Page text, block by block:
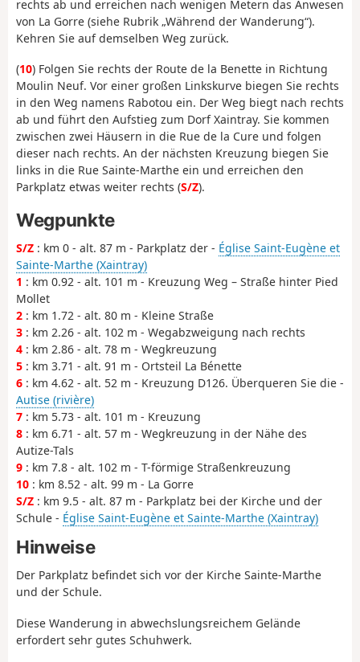
rechts ab und erreichen nach wenigen Metern das Anwesen
von La Gorre (siehe Rubrik „Während der Wanderung“).
Kehren Sie auf demselben Weg zurück.
(10) Folgen Sie rechts der Route de la Benette in Richtung
Moulin Neuf. Vor einer großen Linkskurve biegen Sie rechts
in den Weg namens Rabotou ein. Der Weg biegt nach rechts
ab und führt den Aufstieg zum Dorf Xaintray. Sie kommen
zwischen zwei Häusern in die Rue de la Cure und folgen
dieser nach rechts. An der nächsten Kreuzung biegen Sie
links in die Rue Sainte-Marthe ein und erreichen den
Parkplatz etwas weiter rechts (S/Z).
Wegpunkte
S/Z : km 0 - alt. 87 m - Parkplatz der - Église Saint-Eugène et
Sainte-Marthe (Xaintray)
1 : km 0.92 - alt. 101 m - Kreuzung Weg – Straße hinter Pied
Mollet
2 : km 1.72 - alt. 80 m - Kleine Straße
3 : km 2.26 - alt. 102 m - Wegabzweigung nach rechts
4 : km 2.86 - alt. 78 m - Wegkreuzung
5 : km 3.71 - alt. 91 m - Ortsteil La Bénette
6 : km 4.62 - alt. 52 m - Kreuzung D126. Überqueren Sie die -
Autise (rivière)
7 : km 5.73 - alt. 101 m - Kreuzung
8 : km 6.71 - alt. 57 m - Wegkreuzung in der Nähe des
Autize-Tals
9 : km 7.8 - alt. 102 m - T-förmige Straßenkreuzung
10 : km 8.52 - alt. 99 m - La Gorre
S/Z : km 9.5 - alt. 87 m - Parkplatz bei der Kirche und der
Schule - Église Saint-Eugène et Sainte-Marthe (Xaintray)
Hinweise
Der Parkplatz befindet sich vor der Kirche Sainte-Marthe
und der Schule.
Diese Wanderung in abwechslungsreichem Gelände
erfordert sehr gutes Schuhwerk.